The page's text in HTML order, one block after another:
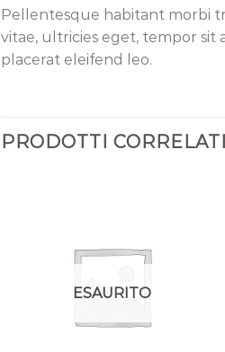
Pellentesque habitant morbi
vitae, ultricies eget, tempor sit
placerat eleifend leo.
PRODOTTI CORRELATI
ESAURITO